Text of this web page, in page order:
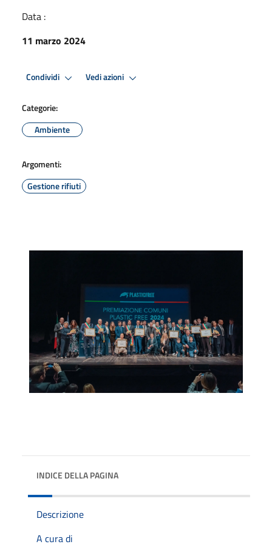
Data :
11 marzo 2024
Condividi Vedi azioni
Categorie:
Ambiente
Argomenti:
Gestione rifiuti
INDICE DELLA PAGINA
Descrizione
A cura di